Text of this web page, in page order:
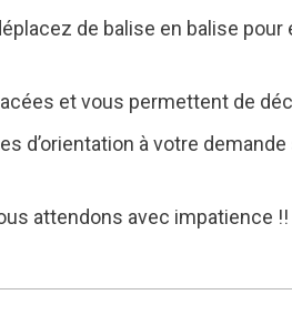
de balise en balise
et vous permettent de
d’orientation à votre
attendons avec impatience !!